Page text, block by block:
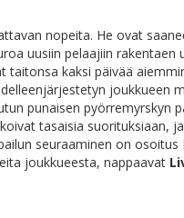
nopeita. He ovat
uusiin pelaajiin
taitonsa kaksi päivää
joukkueen
punaisen pyörremyrskyn
tasaisia suorituksiaan,
seuraaminen on osoitus
joukkueesta, nappaavat